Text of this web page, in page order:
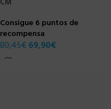
Consigue 6 puntos de
recompensa
80,45€ 69,90€